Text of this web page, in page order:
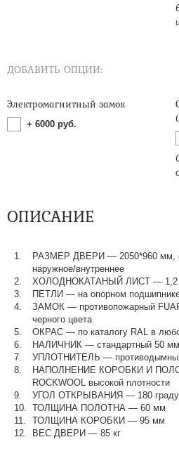
ДОБАВИТЬ ОПЦИИ:
Электромагнитный замок
+ 6000 руб.
ОПИСАНИЕ
РАЗМЕР ДВЕРИ — 2050*960 мм,
наружное/внутреннее
ХОЛОДНОКАТАНЫЙ ЛИСТ —
ПЕТЛИ — на опорном
ЗАМОК — противопожарный
черного цвета
ОКРАС — по каталогу RAL в
НАЛИЧНИК — стандартный 50 мм
УПЛОТНИТЕЛЬ —
НАПОЛНЕНИЕ КОРОБКИ И
ROCKWOOL высокой плотности
УГОЛ ОТКРЫВАНИЯ — 180
ТОЛЩИНА ПОЛОТНА — 60 мм
ТОЛЩИНА КОРОБКИ — 95 мм
ВЕС ДВЕРИ — 85 кг